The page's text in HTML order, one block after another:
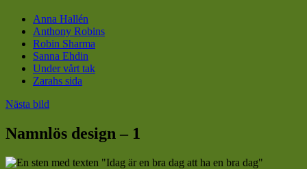
Anna Hallén
Anthony Robins
Robin Sharma
Sanna Ehdin
Under vårt tak
Zarahs sida
Nästa bild
Namnlös design – 1